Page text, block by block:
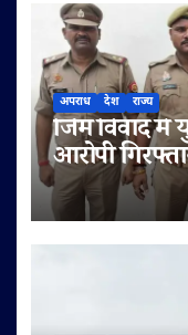
अपराध देश राज्य
जिम विवाद
आरोपी